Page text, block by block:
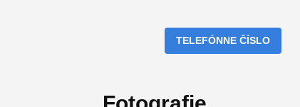
TELEFÓNNE ČÍSLO